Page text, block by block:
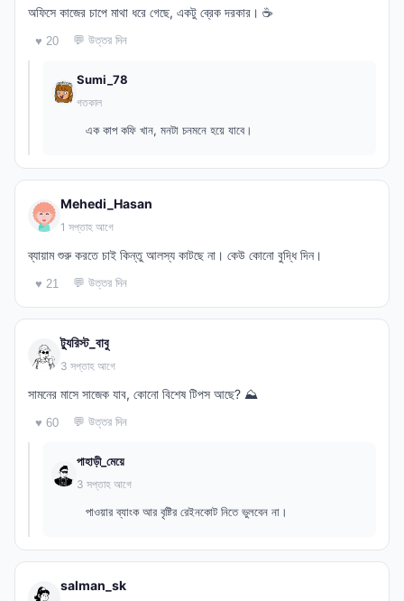
অফিসে কাজের চাপে মাথা ধরে গেছে, একটু ব্রেক দরকার। ☕
♥ 20 💬 উত্তর দিন
Sumi_78
গতকাল
এক কাপ কফি খান, মনটা চনমনে হয়ে যাবে।
Mehedi_Hasan
1 সপ্তাহ আগে
ব্যায়াম শুরু করতে চাই কিন্তু আলস্য কাটছে না। কেউ কোনো বুদ্ধি দিন।
♥ 21 💬 উত্তর দিন
ট্যুরিস্ট_বাবু
3 সপ্তাহ আগে
সামনের মাসে সাজেক যাব, কোনো বিশেষ টিপস আছে? ⛰️
♥ 60 💬 উত্তর দিন
পাহাড়ী_মেয়ে
3 সপ্তাহ আগে
পাওয়ার ব্যাংক আর বৃষ্টির রেইনকোট নিতে ভুলবেন না।
salman_sk